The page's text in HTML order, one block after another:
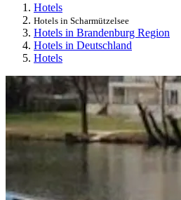
Hotels
Hotels in Scharmützelsee
Hotels in Brandenburg Region
Hotels in Deutschland
Hotels